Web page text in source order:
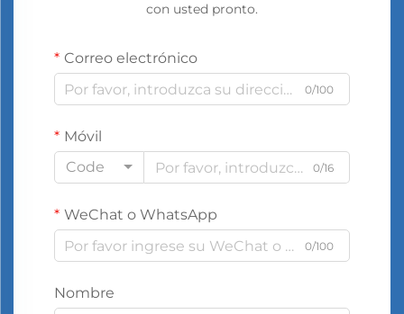
con usted pronto.
Correo electrónico
0/100
Móvil
Code
0/16
WeChat o WhatsApp
0/100
Nombre